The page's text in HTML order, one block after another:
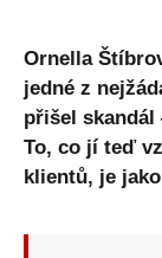
Ornella
jedné z
přišel
To, co jí teď
klientů, je